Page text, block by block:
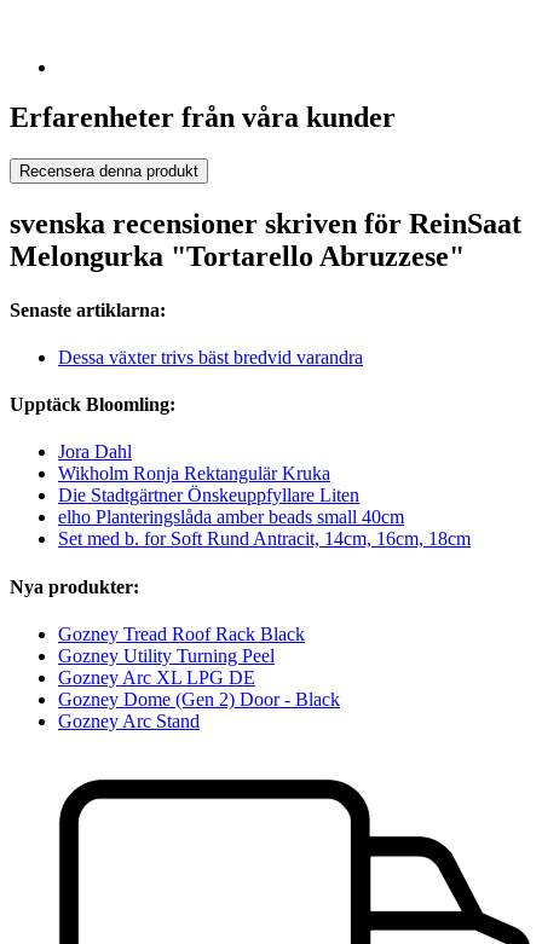
Erfarenheter från våra kunder
Recensera denna produkt
svenska recensioner skriven för ReinSaat
Melongurka "Tortarello Abruzzese"
Senaste artiklarna:
Dessa växter trivs bäst bredvid varandra
Upptäck Bloomling:
Jora Dahl
Wikholm Ronja Rektangulär Kruka
Die Stadtgärtner Önskeuppfyllare Liten
elho Planteringslåda amber beads small 40cm
Set med b. for Soft Rund Antracit, 14cm, 16cm, 18cm
Nya produkter:
Gozney Tread Roof Rack Black
Gozney Utility Turning Peel
Gozney Arc XL LPG DE
Gozney Dome (Gen 2) Door - Black
Gozney Arc Stand